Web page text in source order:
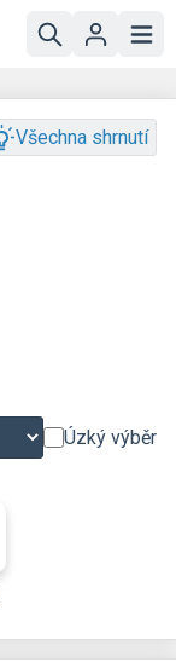
Úzký výběr
Všechna shrnutí